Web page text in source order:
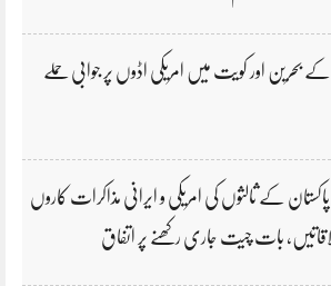
بحرین اور کویت میں امریکی اڈوں پر جوابی حملے
پاکستان کے ثالثوں کی امریکی و ایرانی مذاکرات کاروں
بات چیت جاری رکھنے پر اتفاق